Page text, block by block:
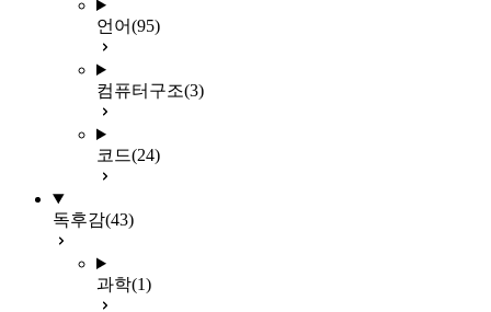
언어(95)
컴퓨터구조(3)
코드(24)
독후감(43)
과학(1)